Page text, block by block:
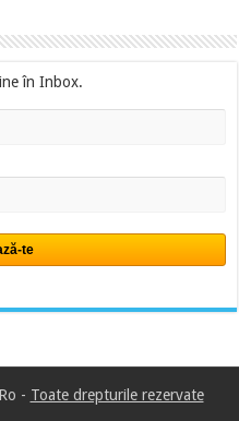
în Inbox.
- Toate drepturile rezervate